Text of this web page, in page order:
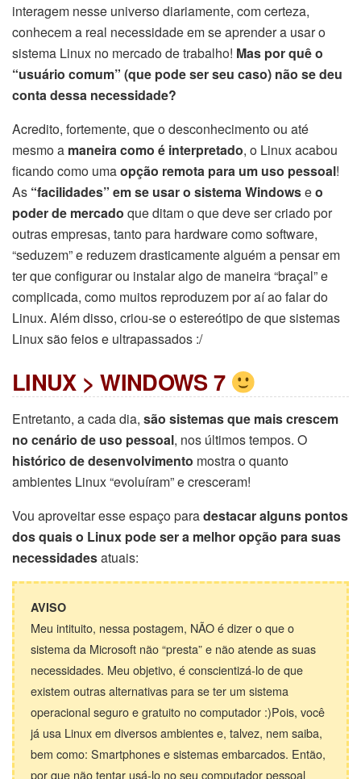
interagem nesse universo diariamente, com certeza,
conhecem a real necessidade em se aprender a usar o
sistema Linux no mercado de trabalho! Mas por quê o
“usuário comum” (que pode ser seu caso) não se deu
conta dessa necessidade?
Acredito, fortemente, que o desconhecimento ou até
mesmo a maneira como é interpretado, o Linux acabou
ficando como umaopção remota para um uso pessoal!
As “facilidades” em se usar o sistema Windowseo
poder de mercado que ditam o que deve ser criado por
outras empresas, tanto para hardware como software,
“seduzem” e reduzem drasticamente alguém a pensar em
ter que configurar ou instalar algo de maneira “braçal” e
complicada, como muitos reproduzem por aí ao falar do
Linux. Além disso, criou-se o estereótipo de que sistemas
Linux são feios e ultrapassados :/
LINUX > WINDOWS 7
Entretanto, a cada dia, são sistemas que mais crescem
no cenário de uso pessoal, nos últimos tempos. O
histórico de desenvolvimento mostra o quanto
ambientes Linux “evoluíram” e cresceram!
Vou aproveitar esse espaço paradestacar alguns pontos
dos quais o Linux pode ser a melhor opção para suas
necessidadesatuais:
AVISO
Meu intituito, nessa postagem, NÃO é dizer o que o
sistema da Microsoft não “presta” e não atende as suas
necessidades. Meu objetivo, é conscientizá-lo de que
existem outras alternativas para se ter um sistema
operacional seguro e gratuito no computador :)Pois, você
já usa Linux em diversos ambientes e, talvez, nem saiba,
bem como: Smartphones e sistemas embarcados. Então,
por que não tentar usá-lo no seu computador pessoal